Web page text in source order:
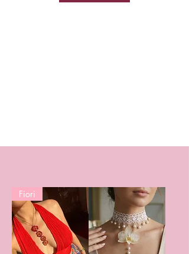
Fiori